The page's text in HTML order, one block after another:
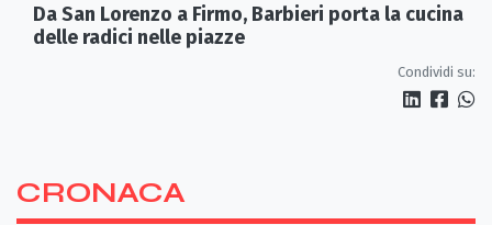
Da San Lorenzo a Firmo, Barbieri porta la cucina
delle radici nelle piazze
Condividi su:
CRONACA